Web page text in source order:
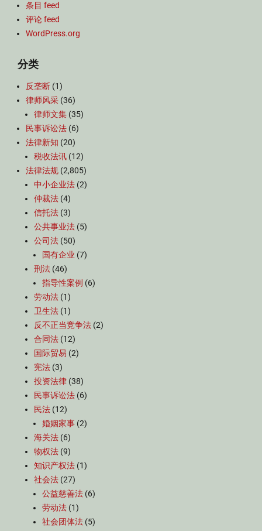
条目 feed
评论 feed
WordPress.org
分类
反垄断 (1)
律师风采 (36)
律师文集 (35)
民事诉讼法 (6)
法律新知 (20)
税收法讯 (12)
法律法规 (2,805)
中小企业法 (2)
仲裁法 (4)
信托法 (3)
公共事业法 (5)
公司法 (50)
国有企业 (7)
刑法 (46)
指导性案例 (6)
劳动法 (1)
卫生法 (1)
反不正当竞争法 (2)
合同法 (12)
国际贸易 (2)
宪法 (3)
投资法律 (38)
民事诉讼法 (6)
民法 (12)
婚姻家事 (2)
海关法 (6)
物权法 (9)
知识产权法 (1)
社会法 (27)
公益慈善法 (6)
劳动法 (1)
社会团体法 (5)